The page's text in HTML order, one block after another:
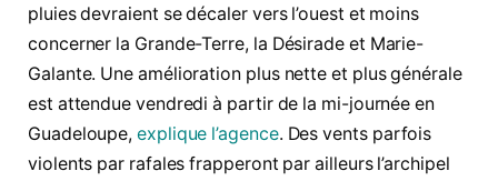
pluies devraient se décaler vers l’ouest et moins
concerner la Grande-Terre, la Désirade et Marie-
Galante. Une amélioration plus nette et plus générale
est attendue vendredi à partir de la mi-journée en
Guadeloupe,explique l’agence. Des vents parfois
violents par rafales frapperont par ailleurs l’archipel